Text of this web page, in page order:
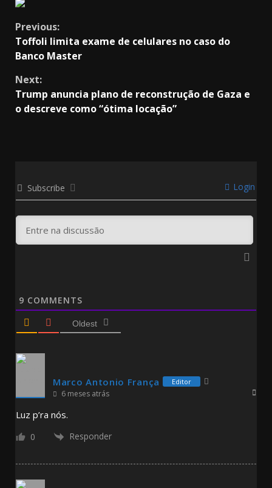
Continue
Reading
Previous:
Toffoli limita exame de celulares no caso do
Banco Master
Next:
Trump anuncia plano de reconstrução de Gaza e
o descreve como “ótima locação”
Subscribe Login
9 COMMENTS
Oldest
Marco Antonio França Editor
6 meses atrás
Luz p’ra nós.
0 Responder